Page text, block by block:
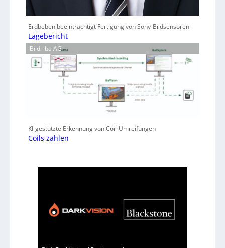
Erdbeben beeinträchtigt Fertigung von Sony-Bildsensoren
Lagebericht
Bild: iba AG
KI-gestützte Erkennung von Coil-Umreifungen
Coils zählen